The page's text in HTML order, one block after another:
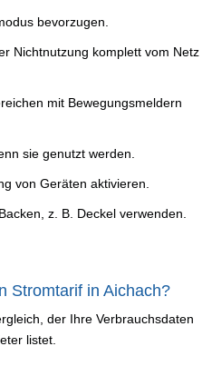
bevorzugen.
Nichtnutzung komplett vom Netz
mit Bewegungsmeldern
sie genutzt werden.
von Geräten aktivieren.
z. B. Deckel verwenden.
Stromtarif in Aichach?
der Ihre Verbrauchsdaten
listet.